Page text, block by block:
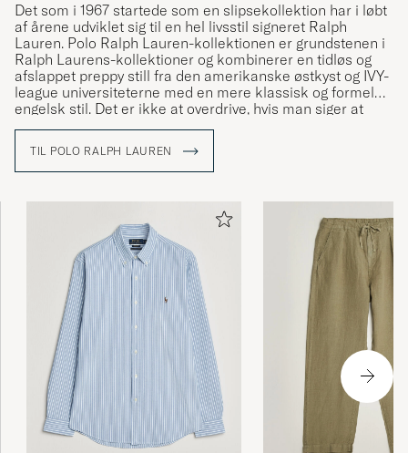
Det som i 1967 startede som en slipsekollektion har i løbt
af årene udviklet sig til en hel livsstil signeret Ralph
Lauren. Polo Ralph Lauren-kollektionen er grundstenen i
Ralph Laurens-kollektioner og kombinerer en tidløs og
afslappet preppy still fra den amerikanske østkyst og IVY-
league universiteterne med en mere klassisk og formel
engelsk stil. Det er ikke at overdrive, hvis man siger at
Ralph Lauren har været med til at definere den
TIL POLO RALPH LAUREN